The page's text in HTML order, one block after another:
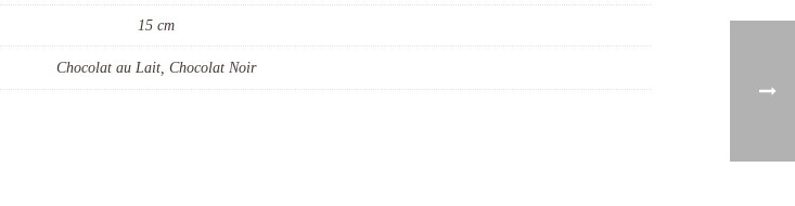
15 cm
Chocolat au Lait, Chocolat Noir